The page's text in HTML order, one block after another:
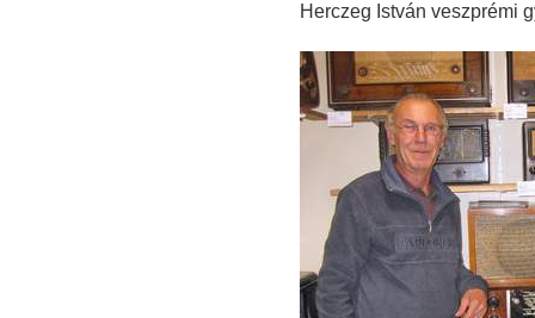
Herczeg István veszprémi